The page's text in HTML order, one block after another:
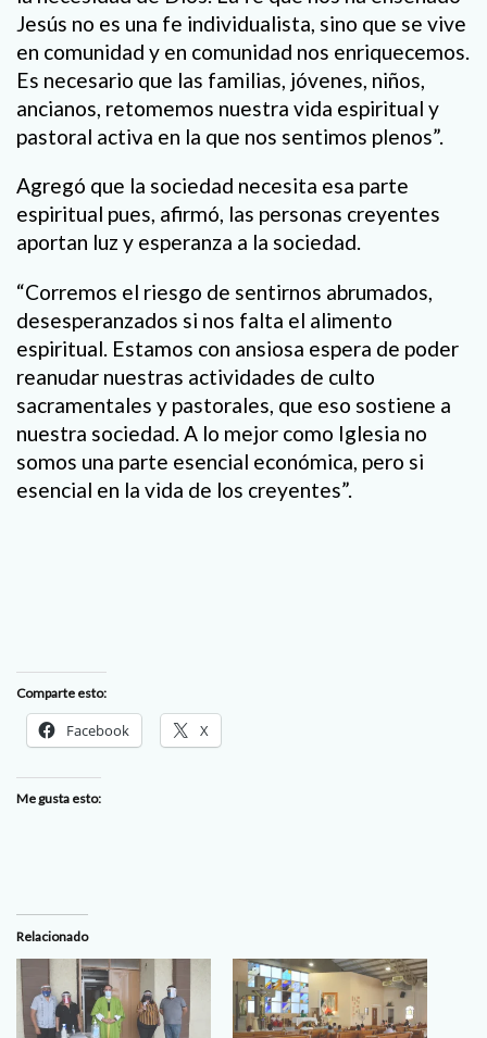
Jesús no es una fe individualista, sino que se vive
en comunidad y en comunidad nos enriquecemos.
Es necesario que las familias, jóvenes, niños,
ancianos, retomemos nuestra vida espiritual y
pastoral activa en la que nos sentimos plenos”.
Agregó que la sociedad necesita esa parte
espiritual pues, afirmó, las personas creyentes
aportan luz y esperanza a la sociedad.
“Corremos el riesgo de sentirnos abrumados,
desesperanzados si nos falta el alimento
espiritual. Estamos con ansiosa espera de poder
reanudar nuestras actividades de culto
sacramentales y pastorales, que eso sostiene a
nuestra sociedad. A lo mejor como Iglesia no
somos una parte esencial económica, pero si
esencial en la vida de los creyentes”.
Comparte esto:
Facebook X
Me gusta esto:
Relacionado